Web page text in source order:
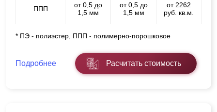
ППП
от 0,5 до
1,5 мм
от 0,5 до
1,5 мм
от 2262
руб. кв.м.
* ПЭ - полиэстер, ППП - полимерно-порошковое
Подробнее Расчитать стоимость